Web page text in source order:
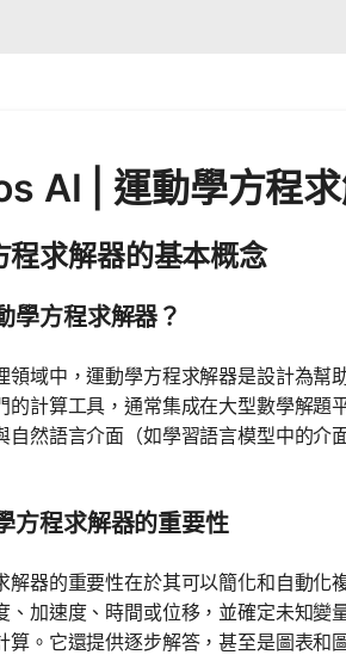
AI | 運動學方程
程求解器的基本概念
學方程求解器？
領域中，運動學方程求解器是設計為
的計算工具，通常集成在大型數學解
自然語言介面（如學習語言模型中的
方程求解器的重要性
解器的重要性在於其可以簡化和自動
、加速度、時間或位移，並確定未知
算。它還提供逐步解答，甚至是圖表和